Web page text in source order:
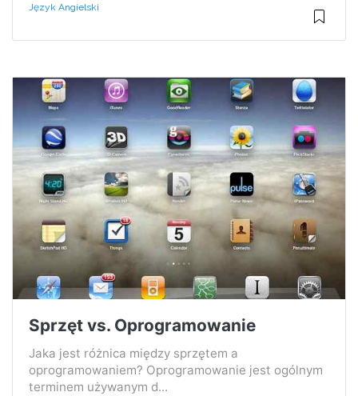
Język Angielski
Sprzęt vs. Oprogramowanie
Jaka jest różnica między sprzętem a
oprogramowaniem? Oprogramowanie jest ogólnym
terminem używanym d...